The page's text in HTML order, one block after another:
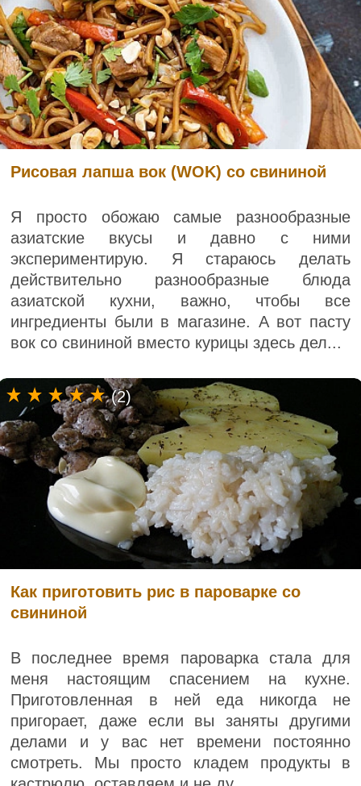
Рисовая лапша вок (WOK) со свининой
Я просто обожаю самые разнообразные
азиатские вкусы и давно с ними
экспериментирую. Я стараюсь делать
действительно разнообразные блюда
азиатской кухни, важно, чтобы все
ингредиенты были в магазине. А вот пасту
вок со свининой вместо курицы здесь дел...
Как приготовить рис в пароварке со
свининой
В последнее время пароварка стала для
меня настоящим спасением на кухне.
Приготовленная в ней еда никогда не
пригорает, даже если вы заняты другими
делами и у вас нет времени постоянно
смотреть. Мы просто кладем продукты в
(2)